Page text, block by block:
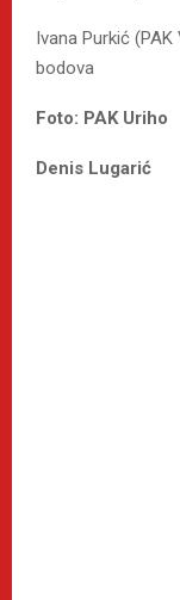
Ivana Purkić
bodova
Foto: PAK Uriho
Denis Lugarić